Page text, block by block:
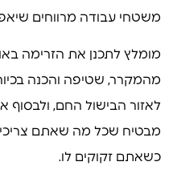
משטחי עבודה מרווחים
מומלץ לתכנן את הזרימה
מהמקרר, שטיפה והכנה
לאזור הבישול החם, ולבסוף
מבטיח שכל מה שאתם
כשאתם זקוקים לו.